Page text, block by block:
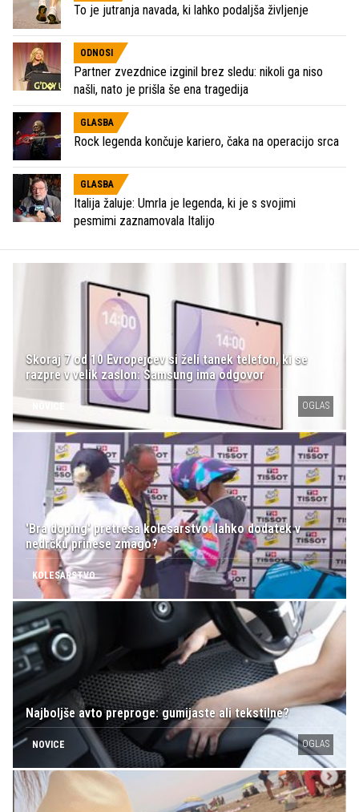
To je jutranja navada, ki lahko podaljša življenje
ODNOSI
Partner zvezdnice izginil brez sledu: nikoli ga niso
našli, nato je prišla še ena tragedija
GLASBA
Rock legenda končuje kariero, čaka na operacijo srca
GLASBA
Italija žaluje: Umrla je legenda, ki je s svojimi
pesmimi zaznamovala Italijo
Skoraj 7 od 10 Evropejcev si želi tanek telefon, ki se
razpre v velik zaslon: Samsung ima odgovor
OGLAS
'Bra doping' pretresa kolesarstvo: lahko dodatek v
nedrčku prinese zmago?
KOLESARSTVO
Najboljše avto preproge: gumijaste ali tekstilne?
NOVICE OGLAS